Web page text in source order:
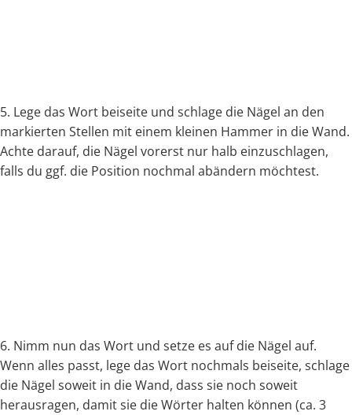
5. Lege das Wort beiseite und schlage die Nägel an den
markierten Stellen mit einem kleinen Hammer in die Wand.
Achte darauf, die Nägel vorerst nur halb einzuschlagen,
falls du ggf. die Position nochmal abändern möchtest.
6. Nimm nun das Wort und setze es auf die Nägel auf.
Wenn alles passt, lege das Wort nochmals beiseite, schlage
die Nägel soweit in die Wand, dass sie noch soweit
herausragen, damit sie die Wörter halten können (ca. 3